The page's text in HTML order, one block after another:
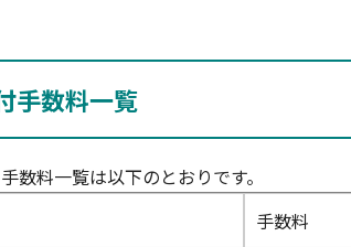
手数料一覧
数料一覧は以下のとおりです。
手数料